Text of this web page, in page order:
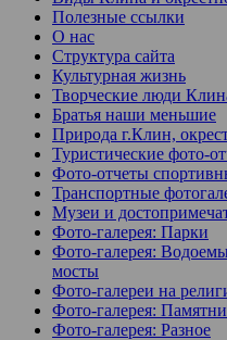
Полезные ссылки
О нас
Структура сайта
Культурная жизнь
Творческие люди
Братья наши меньшие
Природа г.Клин,
Туристические фото-
Фото-отчеты
Транспортные
Музеи и
Фото-галерея: Парки
Фото-галерея:
мосты
Фото-галереи на
Фото-галерея:
Фото-галерея: Разное